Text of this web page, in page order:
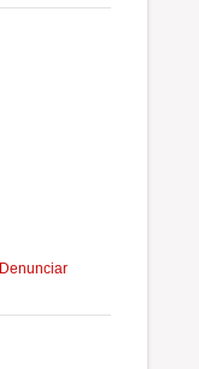
Denunciar